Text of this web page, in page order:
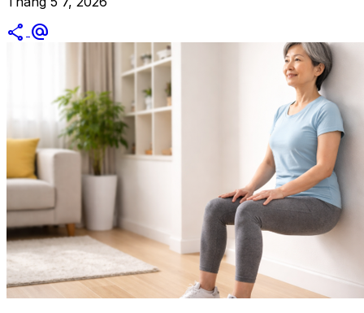
share alternate_email